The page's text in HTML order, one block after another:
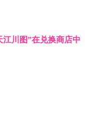
川图”在兑换商店中